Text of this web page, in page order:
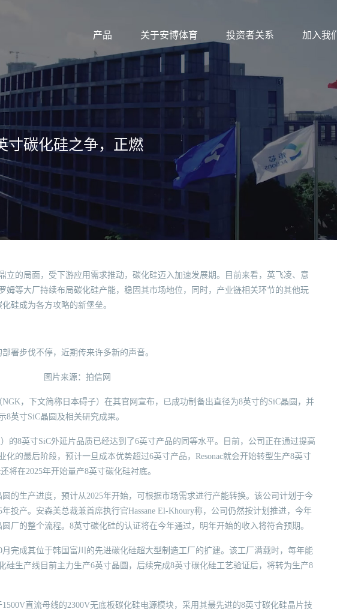
产品 关于安博体育 投资者关系 加入我们
寸碳化硅之争，正燃
立的局面，受下游应用需求推动，碳化硅迈入加速发展期。目前来看，英飞凌、意
姆等大厂持续布局碳化硅产能，稳固其市场地位，同时，产业链相关环节的其他玩
硅成为各方攻略的新堡垒。
署步伐不停，近期传来许多新的声音。
图片来源：拍信网
，下文简称日本碍子）在其官网宣布，已成功制备出直径为8英寸的SiC晶圆，并
8英寸SiC晶圆及相关研究成果。
的8英寸SiC外延片品质已经达到了6英寸产品的同等水平。目前，公司正在通过提高
的最后阶段，预计一旦成本优势超过6英寸产品，Resonac就会开始转型生产8英寸
将在2025年开始量产8英寸碳化硅衬底。
的生产进度，预计从2025年开始，可根据市场需求进行产能转换。该公司计划于今
投产。安森美总裁兼首席执行官Hassane El-Khoury称，公司仍然按计划推进，今年
厂的整个流程。8英寸碳化硅的认证将在今年通过，明年开始的收入将符合预期。
完成其位于韩国富川的先进碳化硅超大型制造工厂的扩建。该工厂满载时，每年能
硅生产线目前主力生产6英寸晶圆，后续完成8英寸碳化硅工艺验证后，将转为生产8
直流母线的2300V无底板碳化硅电源模块，采用其最先进的8英寸碳化硅晶片技